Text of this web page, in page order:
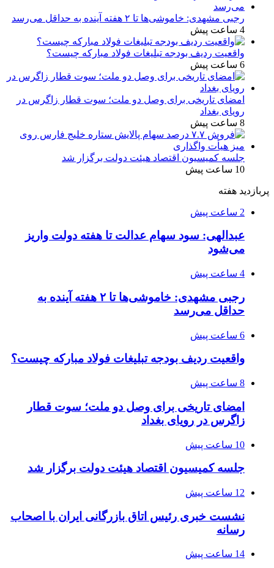
رجبی مشهدی: خاموشی‌ها تا ۲ هفته آینده به حداقل می‌رسد
4 ساعت پیش
واقعیت ردیف بودجه تبلیغات فولاد مبارکه چیست؟
6 ساعت پیش
امضای تاریخی برای وصل دو ملت؛ سوت قطار زاگرس در
رویای بغداد
8 ساعت پیش
جلسه کمیسیون اقتصاد هیئت دولت برگزار شد
10 ساعت پیش
پربازدید هفته
2 ساعت پیش
عبدالهی: سود سهام عدالت تا هفته دولت واریز
می‌شود
4 ساعت پیش
رجبی مشهدی: خاموشی‌ها تا ۲ هفته آینده به
حداقل می‌رسد
6 ساعت پیش
واقعیت ردیف بودجه تبلیغات فولاد مبارکه چیست؟
8 ساعت پیش
امضای تاریخی برای وصل دو ملت؛ سوت قطار
زاگرس در رویای بغداد
10 ساعت پیش
جلسه کمیسیون اقتصاد هیئت دولت برگزار شد
12 ساعت پیش
نشست خبری رئیس اتاق بازرگانی ایران با اصحاب
رسانه
14 ساعت پیش